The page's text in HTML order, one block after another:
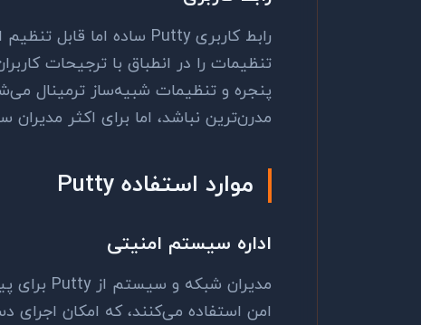
رابط کاربریPutty ساده اما قابل
تنظیمات را در انطباق با ترجیحات
پنجره و تنظیمات شبیه‌ساز ترمینال
مدرن‌ترین نباشد، اما برای اکثر
موارد استفاده Putty
اداره سیستم امنیتی
مدیران شبکه و سیستم ازPutty برای
امن استفاده می‌کنند، که امکان اجرای